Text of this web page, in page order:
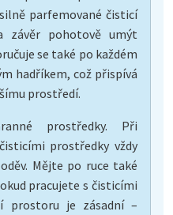
parfemované čisticí
závěr pohotově umýt
se také po každém
hadříkem, což přispívá
prostředí.
prostředky. Při
prostředky vždy
Mějte po ruce také
pracujete s čisticími
prostoru je zásadní –